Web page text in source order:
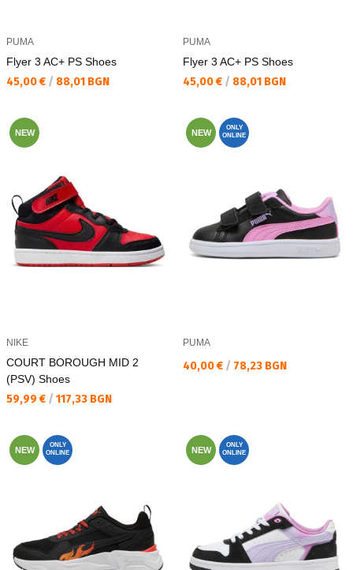
PUMA
Flyer 3 AC+ PS Shoes
Текуща цена:
45,00 € / 88,01 BGN
PUMA
Flyer 3 AC+ PS Shoes
Текуща цена:
45,00 € / 88,01 BGN
NEW
NIKE
COURT BOROUGH MID 2
(PSV) Shoes
Текуща цена:
59,99 € / 117,33 BGN
NEW
ONLY
ONLINE
PUMA
Текуща цена:
40,00 € / 78,23 BGN
NEW
ONLY
ONLINE
NEW
ONLY
ONLINE